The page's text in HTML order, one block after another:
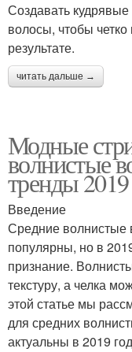
Создавать
волосы, чтобы четко
результате.
читать дальше →
Модные
волнистые
тренды 2019
Введение
Средние волнистые
популярны, но в
признание.
текстуру, а челка
этой статье мы
для средних
актуальны в 2019